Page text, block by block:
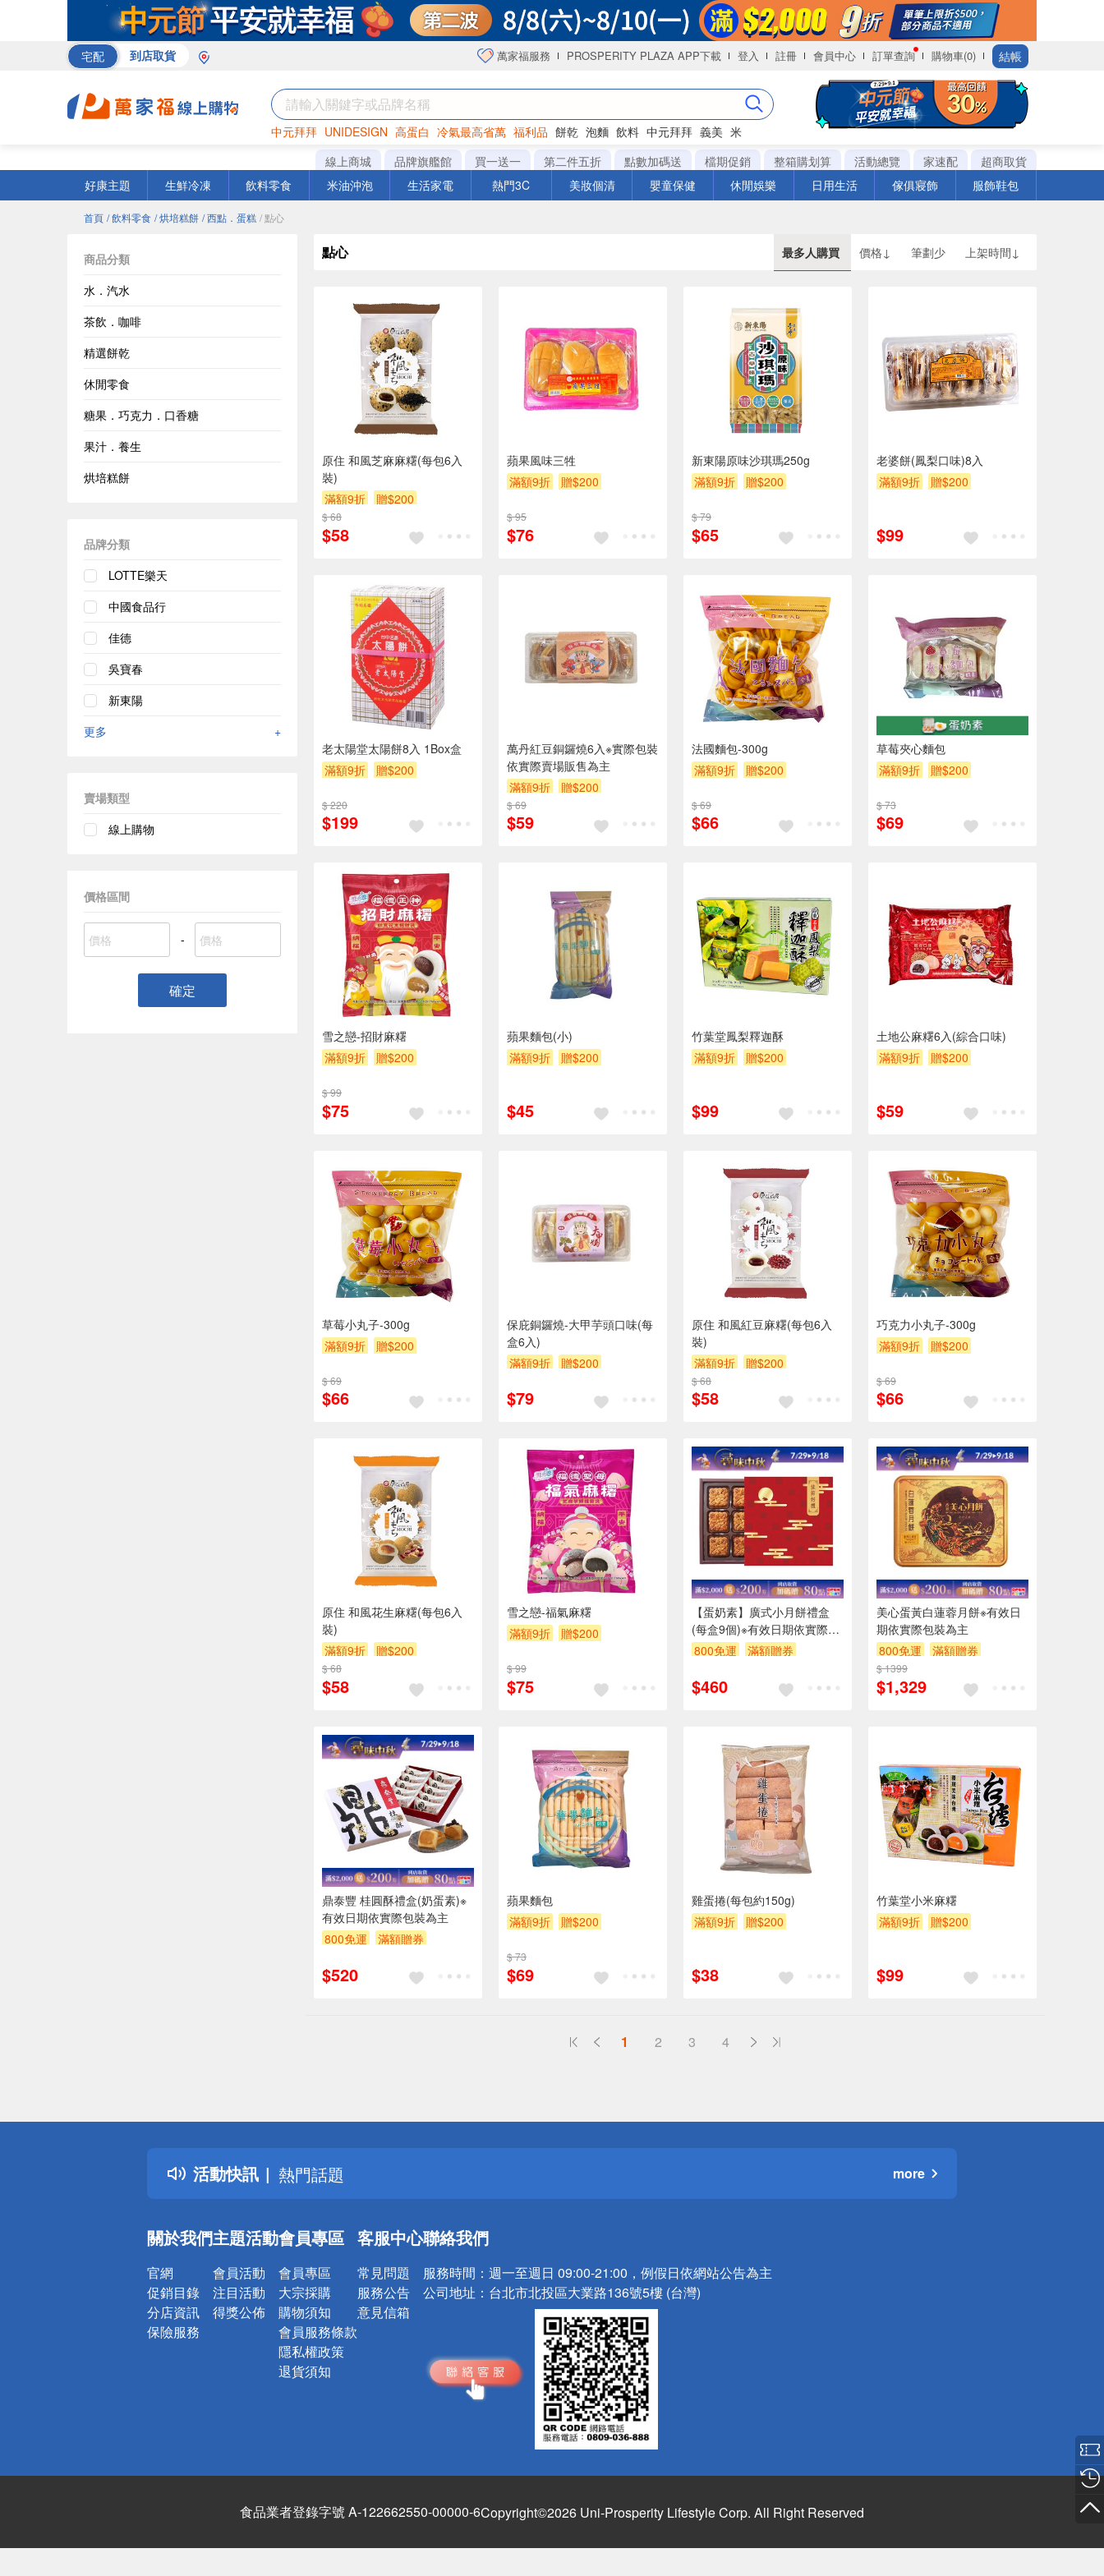
宅配 到店取貨 萬家福服務 PROSPERITY PLAZA APP下載 登入 註冊 會員中心 訂單查詢 購物車(0) 結帳
中元拜拜 UNIDESIGN 高蛋白 冷氣最高省萬 福利品 餅乾 泡麵 飲料 中元拜拜 義美 米
罐頭 咖啡 海苔
線上商城 品牌旗艦館 買一送一 第二件五折 點數加碼送 檔期促銷 整箱購划算 活動總覽 家速配
超商取貨
好康主題
生鮮冷凍 飲料零食 米油沖泡 生活家電 熱門3C 美妝個清 嬰童保健 休閒娛樂 日用生活 傢俱寢飾 服飾鞋包
首頁 / 飲料零食 / 烘培糕餅 / 西點．蛋糕 / 點心
商品分類
水．汽水
茶飲．咖啡
精選餅乾
休閒零食
糖果．巧克力．口香糖
果汁．養生
烘培糕餅
品牌分類
LOTTE樂天
中國食品行
佳德
吳寶春
新東陽
更多
+
賣場類型
線上購物
價格區間
-
確定
點心 最多人購買 價格↓ 筆劃少 上架時間↓
原住 和風芝麻麻糬(每包6入
裝)
滿額9折
贈$200
$ 68
$58
蘋果風味三牲
滿額9折
贈$200
$ 95
$76
新東陽原味沙琪瑪250g
滿額9折
贈$200
$ 79
$65
老婆餅(鳳梨口味)8入
滿額9折
贈$200
$99
老太陽堂太陽餅8入 1Box盒
滿額9折
贈$200
$ 220
$199
萬丹紅豆銅鑼燒6入※實際包裝
依實際賣場販售為主
滿額9折
贈$200
$ 69
$59
法國麵包-300g
滿額9折
贈$200
$ 69
$66
草莓夾心麵包
滿額9折
贈$200
$ 73
$69
雪之戀-招財麻糬
滿額9折
贈$200
$ 99
$75
蘋果麵包(小)
滿額9折
贈$200
$45
竹葉堂鳳梨釋迦酥
滿額9折
贈$200
$99
土地公麻糬6入(綜合口味)
滿額9折
贈$200
$59
草莓小丸子-300g
滿額9折
贈$200
$ 69
$66
保庇銅鑼燒-大甲芋頭口味(每
盒6入)
滿額9折
贈$200
$79
原住 和風紅豆麻糬(每包6入
裝)
滿額9折
贈$200
$ 68
$58
巧克力小丸子-300g
滿額9折
贈$200
$ 69
$66
原住 和風花生麻糬(每包6入
裝)
滿額9折
贈$200
$ 68
$58
雪之戀-福氣麻糬
滿額9折
贈$200
$ 99
$75
【蛋奶素】廣式小月餅禮盒
(每盒9個)※有效日期依實際包
裝為主
800免運 滿額贈券
$460
美心蛋黃白蓮蓉月餅※有效日
期依實際包裝為主
800免運
滿額贈券
$ 1399
$1,329
鼎泰豐 桂圓酥禮盒(奶蛋素)※
有效日期依實際包裝為主
800免運
滿額贈券
$520
蘋果麵包
滿額9折
贈$200
$ 73
$69
雞蛋捲(每包約150g)
滿額9折
贈$200
$38
竹葉堂小米麻糬
滿額9折
贈$200
$99
1 2 3 4
活動快訊
詐騙網頁！請小心！
得獎公告
熱門話題
銀行優惠
詐騙網頁！請小心！
more
關於我們
官網
促銷目錄
分店資訊
保險服務
主題活動
會員活動
注目活動
得獎公佈
會員專區
會員專區
大宗採購
購物須知
會員服務條款
隱私權政策
退貨須知
客服中心
常見問題
服務公告
意見信箱
聯絡我們
服務時間： 週一至週日 09:00-21:00，例假日依網站公告為主
公司地址： 台北市北投區大業路136號5樓 (台灣)
食品業者登錄字號 A-122662550-00000-6Copyright©2026 Uni-Prosperity Lifestyle Corp. All Right Reserved